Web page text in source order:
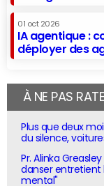
01 oct 2026
IA agentique :
déployer des
À NE PAS
Plus que deux
du silence,
Pr. Alinka
danser entretient
mental"